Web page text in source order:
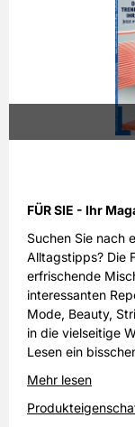
FÜR SIE - Ihr
Suchen Sie nach
Alltagstipps? Die
erfrischende
interessanten
Mode, Beauty,
in die vielseitige
Lesen ein
Mehr lesen